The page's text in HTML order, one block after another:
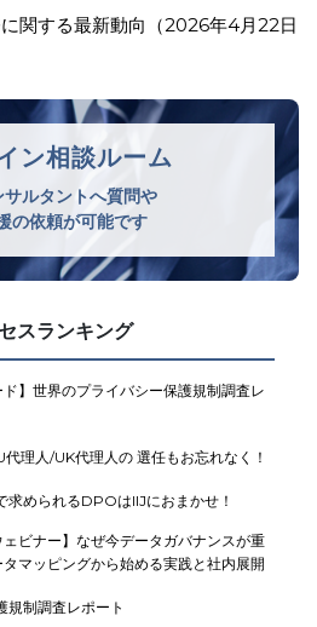
関する最新動向（2026年4月22日
ン相談ルーム
サルタントへ質問や
の依頼が可能です
スランキング
ド】世界のプライバシー保護規制調査レ
理人/UK代理人の 選任もお忘れなく！
求められるDPOはIIJにおまかせ！
ェビナー】なぜ今データガバナンスが重
マッピングから始める実践と社内展開
規制調査レポート